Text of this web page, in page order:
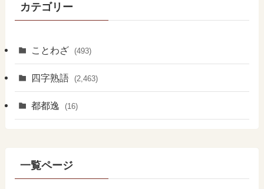
カテゴリー
ことわざ (493)
四字熟語 (2,463)
都都逸 (16)
一覧ページ